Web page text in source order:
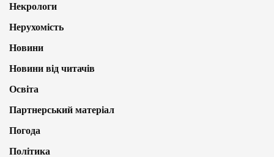
Некрологи
Нерухомість
Новини
Новини від читачів
Освіта
Партнерський матеріал
Погода
Політика